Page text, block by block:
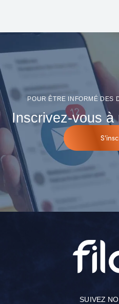
POUR ÊTRE INFORMÉ DES
Inscrivez-vous
SUIVEZ